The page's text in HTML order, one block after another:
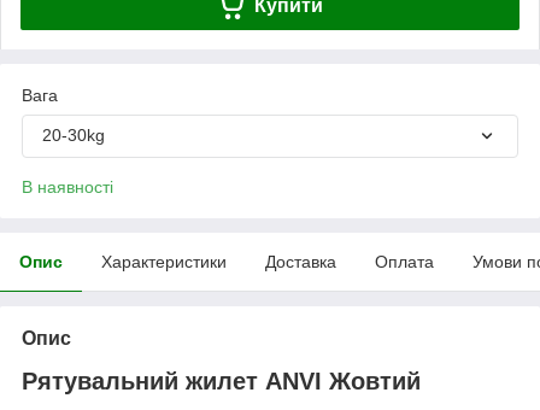
Купити
Вага
20-30kg
В наявності
Опис Характеристики Доставка Оплата Умови
Опис
Рятувальний жилет ANVI Жовтий